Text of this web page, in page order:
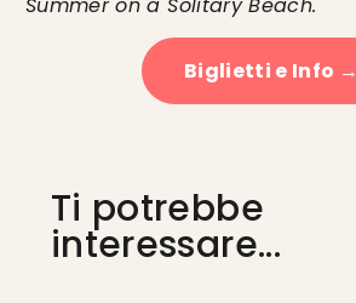
Biglietti e Info →
Ti potrebbe
interessare...